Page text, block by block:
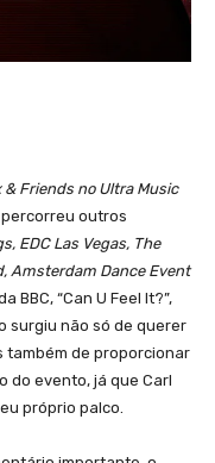
& Friends no Ultra Music
outros
EDC Las Vegas, The
Amsterdam Dance Event
BBC, “Can U Feel It?”,
surgiu não só de querer
também de proporcionar
do evento, já que Carl
próprio palco.